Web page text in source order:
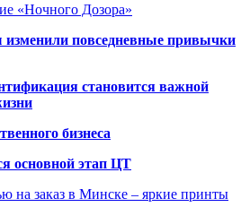
«Ночного Дозора»
изменили повседневные привычки
становится важной
бизнеса
основной этап ЦТ
на заказ в Минске – яркие принты